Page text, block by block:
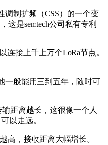
调制扩频（CSS）的一个变
这是semtech公司私有专利
连接上千上万个LoRa节点。
一般能用三到五年，随时可
距离越长，这很像一个人
以走远。
高，接收距离大幅增长。